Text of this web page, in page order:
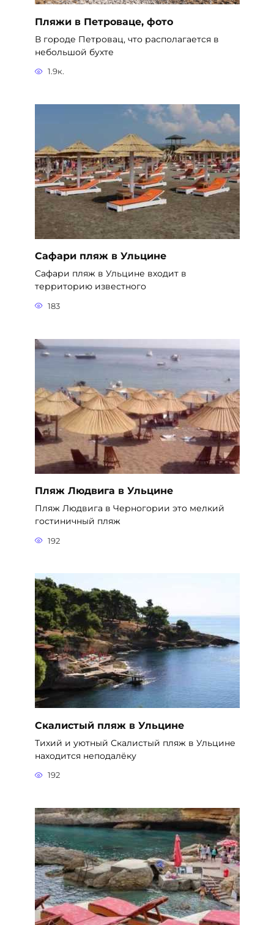
Пляжи в Петроваце, фото
В городе Петровац, что располагается в
небольшой бухте
1.9к.
Сафари пляж в Ульцине
Сафари пляж в Ульцине входит в
территорию известного
183
Пляж Людвига в Ульцине
Пляж Людвига в Черногории это мелкий
гостиничный пляж
192
Скалистый пляж в Ульцине
Тихий и уютный Скалистый пляж в Ульцине
находится неподалёку
192